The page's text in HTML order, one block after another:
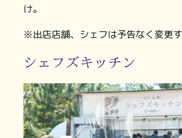
け。
※出店店舗、シェフは予告なく変更す
シェフズキッチン